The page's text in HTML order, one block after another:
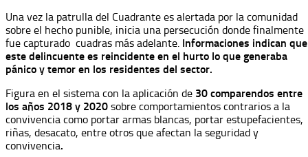
Una vez la patrulla del Cuadrante es alertada por la comunidad
sobre el hecho punible, inicia una persecución donde finalmente
fue capturado cuadras más adelante. Informaciones indican que
este delincuente es reincidente en el hurto lo que generaba
pánico y temor en los residentes del sector.
Figura en el sistema con la aplicación de 30 comparendos entre
los años 2018 y 2020 sobre comportamientos contrarios a la
convivencia como portar armas blancas, portar estupefacientes,
riñas, desacato, entre otros que afectan la seguridad y
convivencia.